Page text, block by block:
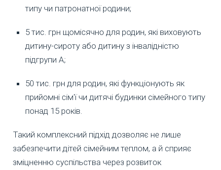
типу чи патронатної родини;
5 тис. грн щомісячно для родин, які виховують
дитину-сироту або дитину з інвалідністю
підгрупи А;
50 тис. грн для родин, які функціонують як
прийомні сім'ї чи дитячі будинки сімейного типу
понад 15 років.
Такий комплексний підхід дозволяє не лише
забезпечити дітей сімейним теплом, а й сприяє
зміцненню суспільства через розвиток